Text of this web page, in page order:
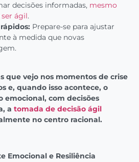
decisões informadas, mesmo
ágil.
Prepare-se para ajustar
à medida que novas
que vejo nos momentos de crise
e, quando isso acontece, o
emocional, com decisões
a tomada de decisão ágil
no centro racional.
Emocional e Resiliência